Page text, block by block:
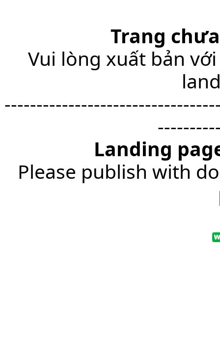
Trang
Vui lòng xuất bản
Landing
Please publish with